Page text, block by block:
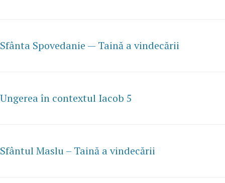
Sfânta Spovedanie — Taină a vindecării
Ungerea în contextul Iacob 5
Sfântul Maslu – Taină a vindecării